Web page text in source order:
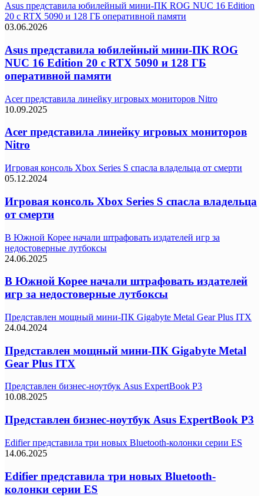
Asus представила юбилейный мини-ПК ROG NUC 16 Edition
20 с RTX 5090 и 128 ГБ оперативной памяти
03.06.2026
Asus представила юбилейный мини-ПК ROG
NUC 16 Edition 20 с RTX 5090 и 128 ГБ
оперативной памяти
Acer представила линейку игровых мониторов Nitro
10.09.2025
Acer представила линейку игровых мониторов
Nitro
Игровая консоль Xbox Series S спасла владельца от смерти
05.12.2024
Игровая консоль Xbox Series S спасла владельца
от смерти
В Южной Корее начали штрафовать издателей игр за
недостоверные лутбоксы
24.06.2025
В Южной Корее начали штрафовать издателей
игр за недостоверные лутбоксы
Представлен мощный мини-ПК Gigabyte Metal Gear Plus ITX
24.04.2024
Представлен мощный мини-ПК Gigabyte Metal
Gear Plus ITX
Представлен бизнес-ноутбук Asus ExpertBook P3
10.08.2025
Представлен бизнес-ноутбук Asus ExpertBook P3
Edifier представила три новых Bluetooth-колонки серии ES
14.06.2025
Edifier представила три новых Bluetooth-
колонки серии ES